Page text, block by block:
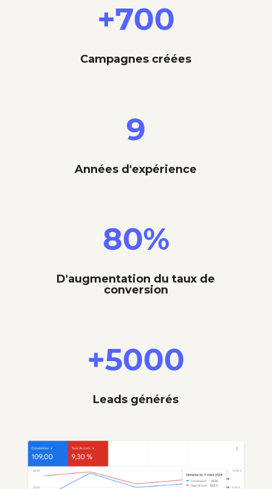
+700
Campagnes créées
9
Années d'expérience
80%
D'augmentation du taux de
conversion
+5000
Leads générés